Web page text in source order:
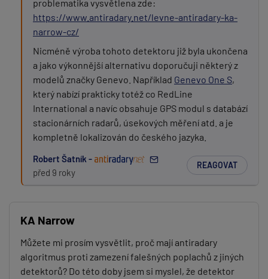
problematika vysvětlena zde:
https://www.antiradary.net/levne-antiradary-ka-
narrow-cz/
Nicméně výroba tohoto detektoru již byla ukončena
a jako výkonnější alternativu doporučuji některý z
modelů značky Genevo. Například Genevo One S,
který nabízí prakticky totéž co RedLine
International a navíc obsahuje GPS modul s databází
stacionárních radarů, úsekových měření atd. a je
kompletně lokalizován do českého jazyka.
Robert Šatník -
před 9 roky
REAGOVAT
KA Narrow
Můžete mi prosím vysvětlit, proč mají antiradary
algoritmus proti zamezení falešných poplachů z jiných
detektorů? Do této doby jsem si myslel, že detektor